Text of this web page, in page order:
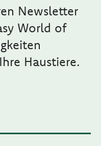
Newsletter
World of
Haustiere.